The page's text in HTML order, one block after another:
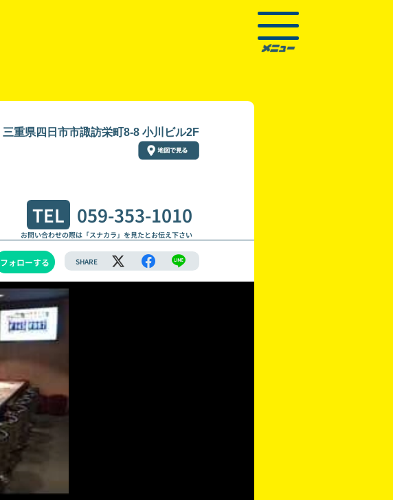
三重県四日市市諏訪栄町8-8 小川ビル2F
TEL 059-353-1010
お問い合わせの際は「スナカラ」を見たとお伝え下さい
フォローする SHARE